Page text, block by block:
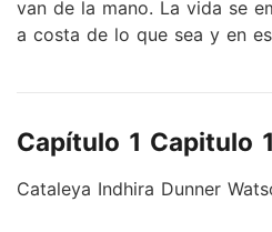
van de la mano. La vida se empeñó en hacerla infeliz
a costa de lo que sea y en
desgarrador pasado.
Capítulo 1 Capitulo 1
Cataleya Indhira Dunner